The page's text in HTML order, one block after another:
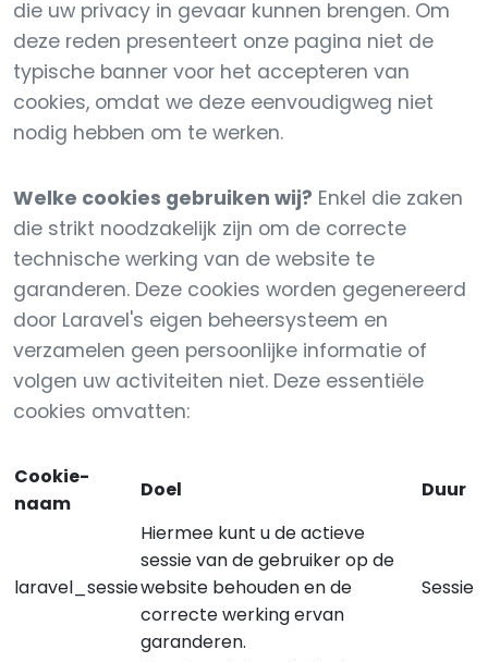
die uw privacy in gevaar kunnen brengen. Om
deze reden presenteert onze pagina niet de
typische banner voor het accepteren van
cookies, omdat we deze eenvoudigweg niet
nodig hebben om te werken.
Welke cookies gebruiken wij? Enkel die zaken
die strikt noodzakelijk zijn om de correcte
technische werking van de website te
garanderen. Deze cookies worden gegenereerd
door Laravel's eigen beheersysteem en
verzamelen geen persoonlijke informatie of
volgen uw activiteiten niet. Deze essentiële
cookies omvatten:
Cookie-
naam
Doel Duur
laravel_sessie
Hiermee kunt u de actieve
sessie van de gebruiker op de
website behouden en de
correcte werking ervan
garanderen.
Sessie